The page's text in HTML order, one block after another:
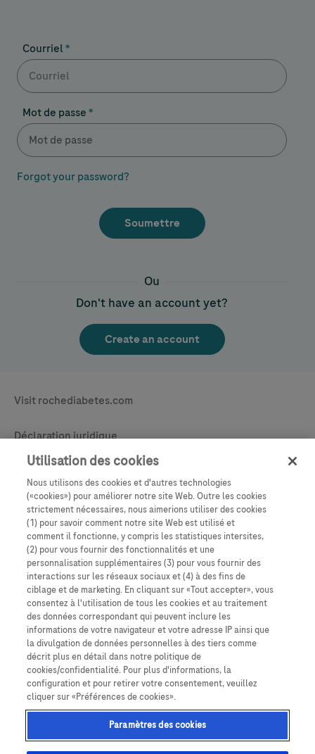
Courriel
Mot de passe
Forgot your password?
Ou
Don't have an account yet?
Legal & Privacy
Visit rochediabetes.com
Contact
Déclaration juridique
Politique d’usage de cookies
Learn More
Déclaration de confidentialité
Paramètres des cookies
Ce site Web contient des informations sur des produits destinés à un large
public et peut contenir des détails sur des produits ou des informations qui
ne sont pas accessibles ou valables dans votre pays. Veuillez noter que nous
n’assumons aucune responsabilité quant à l’accès à ces informations, qui
peuvent ne pas être conformes à toute procédure légale, réglementation,
enregistrement ou usage dans votre pays d’origine. Les affichages
Utilisation des cookies
Nous utilisons des cookies et d'autres technologies
(«cookies») pour améliorer notre site Web. Outre les cookies
strictement nécessaires, nous aimerions utiliser des cookies
(1) pour savoir comment notre site Web est utilisé et
comment il fonctionne, y compris les statistiques intersites,
(2) pour vous fournir des fonctionnalités et une
personnalisation supplémentaires (3) pour vous fournir des
interactions sur les réseaux sociaux et (4) à des fins de
ciblage et de marketing. En cliquant sur «Tout accepter», vous
consentez à l'utilisation de tous les cookies et au traitement
des données correspondant qui peuvent inclure les
informations de votre navigateur et votre adresse IP ainsi que
la divulgation de données personnelles à des tiers comme
décrit plus en détail dans notre politique de
cookies/confidentialité. Pour plus d'informations, la
configuration et pour retirer votre consentement, veuillez
cliquer sur «Préférences de cookies».
Paramètres des cookies